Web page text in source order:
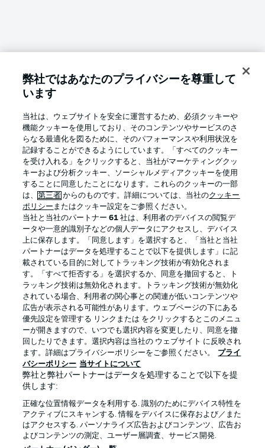
Football as it's meant to be
BUNDESLIGA APP
Official Partners
プライバシー・ポリシー 優先設定を管理する
弊社ではあなたのプライバシーを尊重して
います
当社は、ウェブサイトを安全に運営するため、必須クッキーや
機能クッキーを使用しており、そのコンテンツやサービスのさ
らなる最適化を図るために、そのパフォーマンスや利用状況を
記録することができるようにしています。「すべてのクッキー
を受け入れる」をクリックすると、当社がマーケティングクッ
キーおよび分析クッキー、ソーシャルメディアクッキーを使用
することに同意したことになります。これらのクッキーの一部
は、第三者 からのものです。詳細については、当社のクッキー
ポリシー またはクッキー設定をご参照ください。
当社と当社のパートナー61 社は、利用者のデバイスの閲覧デ
ータや一意的識別子などの個人データにアクセスし、デバイス
上に保存します。「同意します」を選択すると、「当社と当社
パートナーはデータを処理することで以下を提供します」に記
載されている目的に対してトラッキング技術が有効化されま
す。「すべて拒否する」を選択するか、同意を撤回すると、ト
ラッキング技術は無効化されます。トラッキング技術が無効化
されている場合、利用者の関心事との関連が低いコンテンツや
広告が表示される可能性があります。ウェブページの下にある
優先設定を管理する リンクまたは をクリックするとこのメニュ
ーが開きますので、いつでも選択内容を変更したり、同意を撤
回したりできます。選択内容は当社の ウェブサイト に反映され
ます。詳細はプライバシーポリシーをご参照ください。
プライ
バシーポリシー 当サイトについて
弊社と弊社パートナーはデータを処理することで以下を提
供します:
正確な位置情報データを利用する. 識別のためにデバイス特性を
アクティブにスキャンする. 情報をデバイスに保存および／また
はアクセスする. パーソナライズ広告およびコンテンツ、広告お
よびコンテンツの測定、ユーザー層調査、サービス開発.